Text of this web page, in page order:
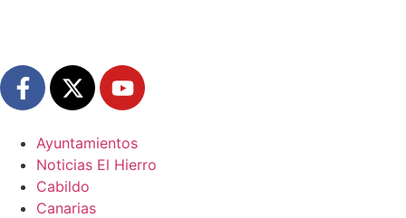
Ayuntamientos
Noticias El Hierro
Cabildo
Canarias